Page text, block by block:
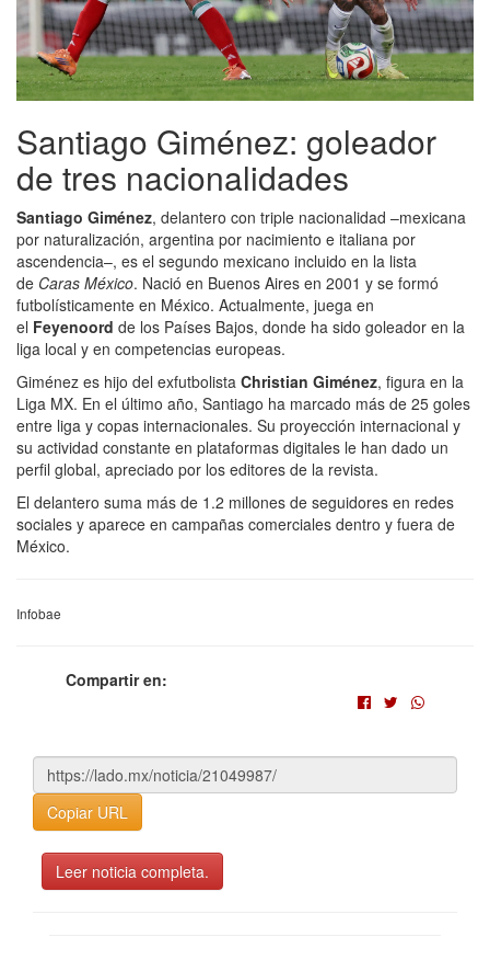
Santiago Giménez: goleador
de tres nacionalidades
Santiago Giménez, delantero con triple nacionalidad –mexicana
por naturalización, argentina por nacimiento e italiana por
ascendencia–, es el segundo mexicano incluido en la lista
de Caras México. Nació en Buenos Aires en 2001 y se formó
futbolísticamente en México. Actualmente, juega en
el Feyenoord de los Países Bajos, donde ha sido goleador en la
liga local y en competencias europeas.
Giménez es hijo del exfutbolista Christian Giménez, figura en la
Liga MX. En el último año, Santiago ha marcado más de 25 goles
entre liga y copas internacionales. Su proyección internacional y
su actividad constante en plataformas digitales le han dado un
perfil global, apreciado por los editores de la revista.
El delantero suma más de 1.2 millones de seguidores en redes
sociales y aparece en campañas comerciales dentro y fuera de
México.
Infobae
Compartir en:
Copiar URL
Leer noticia completa.